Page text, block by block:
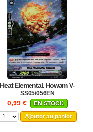
Heat Elemental, Howam V-
SS05/056EN
0,99 €
EN STOCK
Ajouter au panier